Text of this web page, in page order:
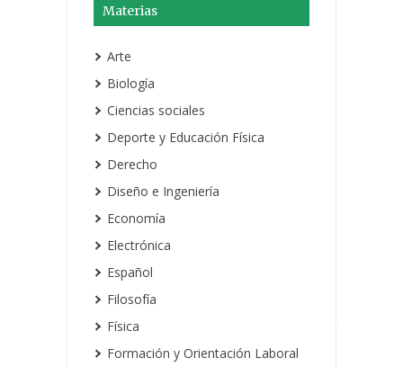
Materias
Arte
Biología
Ciencias sociales
Deporte y Educación Física
Derecho
Diseño e Ingeniería
Economía
Electrónica
Español
Filosofía
Física
Formación y Orientación Laboral